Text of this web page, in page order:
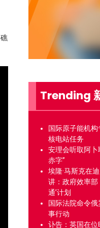
Trending
国际原子能机
核电站任务
安理会听取阿卜
赤字”
埃隆·马斯克在
讲：政府效率部
通’计划
国际法院命令俄
事行动
讣告：英国在